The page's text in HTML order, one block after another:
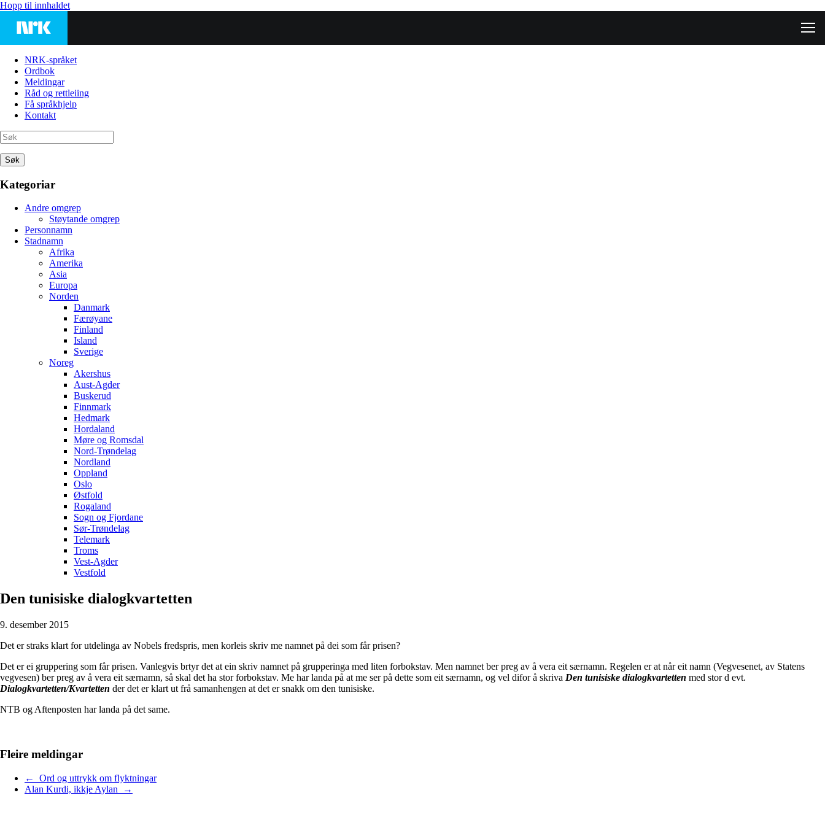
Hopp til innhaldet
NRK-språket
Ordbok
Meldingar
Råd og rettleiing
Få språkhjelp
Kontakt
Søk
Kategoriar
Andre omgrep
Støytande omgrep
Personnamn
Stadnamn
Afrika
Amerika
Asia
Europa
Norden
Danmark
Færøyane
Finland
Island
Sverige
Noreg
Akershus
Aust-Agder
Buskerud
Finnmark
Hedmark
Hordaland
Møre og Romsdal
Nord-Trøndelag
Nordland
Oppland
Oslo
Østfold
Rogaland
Sogn og Fjordane
Sør-Trøndelag
Telemark
Troms
Vest-Agder
Vestfold
Den tunisiske dialogkvartetten
9. desember 2015
Det er straks klart for utdelinga av Nobels fredspris, men korleis skriv me namnet på dei som får prisen?
Det er ei gruppering som får prisen. Vanlegvis brtyr det at ein skriv namnet på grupperinga med liten forbokstav. Men namnet ber preg av å vera eit særnamn. Regelen er at når eit namn (Vegvesenet, av Statens
vegvesen) ber preg av å vera eit særnamn, så skal det ha stor forbokstav. Me har landa på at me ser på dette som eit særnamn, og vel difor å skriva Den tunisiske dialogkvartetten med stor d evt.
Dialogkvartetten/Kvartetten der det er klart ut frå samanhengen at det er snakk om den tunisiske.
NTB og Aftenposten har landa på det same.
Fleire meldingar
← Ord og uttrykk om flyktningar
Alan Kurdi, ikkje Aylan →